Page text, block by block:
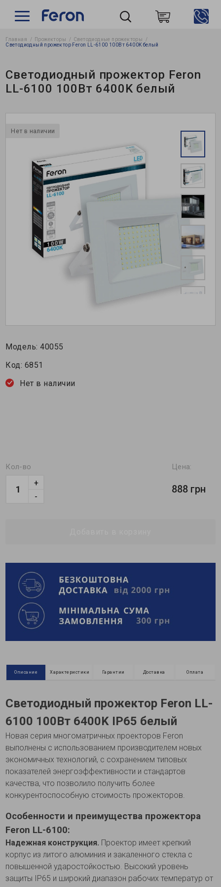
Главная Прожекторы
Светодиодные прожекторы
Светодиодный прожектор Feron LL-6100 100Вт 6400K белый
Светодиодный прожектор Feron
LL-6100 100Вт 6400K белый
Нет в наличии
Модель:40055
Код: 6851
Нет в наличии
Кол-во
-
+
Цена:
888 грн
Описание Характеристики Гарантии Доставка Оплата
Светодиодный прожектор Feron LL-
6100 100Вт 6400K IP65 белый
Новая серия многоматричных проекторов Feron
выполнены с использованием производителем новых
экономичных технологий, с сохранением типовых
показателей энергоэффективности и стандартов
качества, что позволило получить более
конкурентоспособную стоимость прожекторов.
Особенности и преимущества прожектора
Feron LL-6100:
Надежная конструкция. Проектор имеет крепкий
корпус из литого алюминия и закаленного стекла с
повышенной ударостойкостью. Высокий уровень
защиты IP65 и широкий диапазон рабочих температур от